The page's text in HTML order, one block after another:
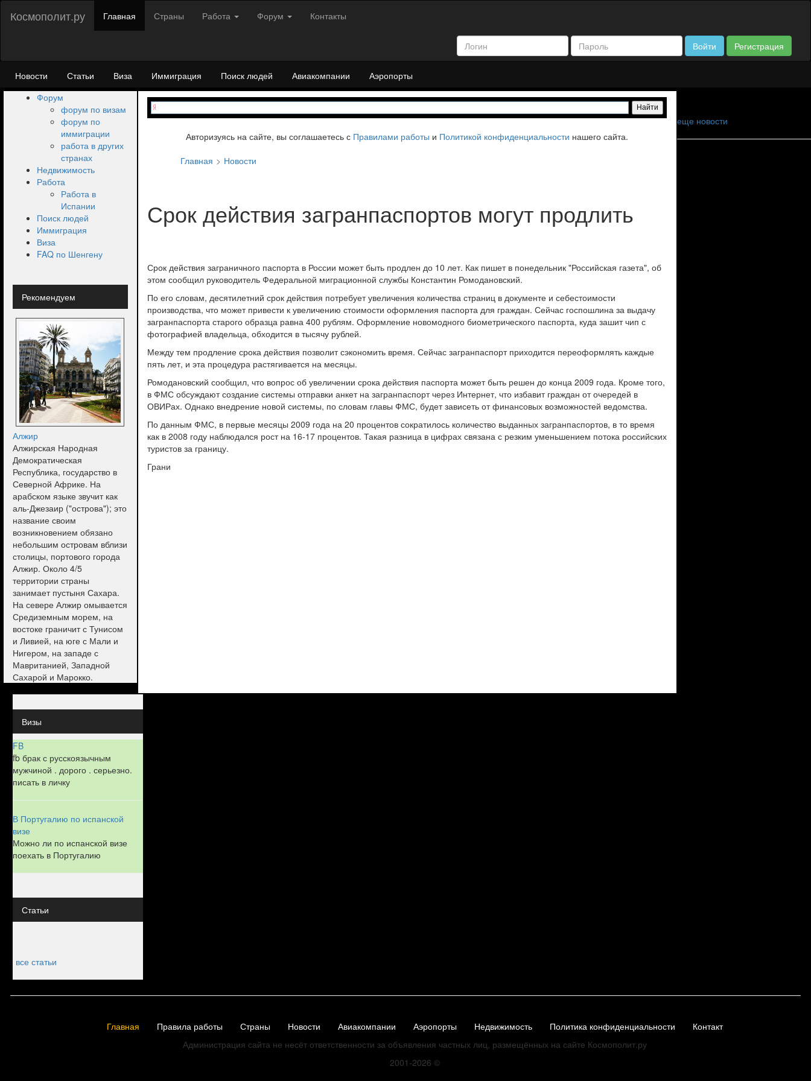
Космополит.ру Главная Страны Работа Форум Контакты
Войти Регистрация
Новости Статьи Виза Иммиграция Поиск людей Авиакомпании
Аэропорты
Форум
форум по визам
форум по
иммиграции
работа в других
странах
Недвижимость
Работа
Работа в
Испании
Поиск людей
Иммиграция
Виза
FAQ по Шенгену
Рекомендуем
Алжир
Алжирская Народная
Демократическая
Республика, государство в
Северной Африке. На
арабском языке звучит как
аль-Джезаир ("острова"); это
название своим
возникновением обязано
небольшим островам вблизи
столицы, портового города
Алжир. Около 4/5
территории страны
занимает пустыня Сахара.
На севере Алжир омывается
Средиземным морем, на
востоке граничит с Тунисом
и Ливией, на юге с Мали и
Нигером, на западе с
Мавританией, Западной
Сахарой и Марокко.
Авторизуясь на сайте, вы соглашаетесь с Правилами работы и Политикой конфиденциальности нашего сайта.
Главная
Новости
Срок действия загранпаспортов могут продлить
Срок действия заграничного паспорта в России может быть продлен до 10 лет. Как пишет в понедельник "Российская газета", об
этом сообщил руководитель Федеральной миграционной службы Константин Ромодановский.
По его словам, десятилетний срок действия потребует увеличения количества страниц в документе и себестоимости
производства, что может привести к увеличению стоимости оформления паспорта для граждан. Сейчас госпошлина за выдачу
загранпаспорта старого образца равна 400 рублям. Оформление новомодного биометрического паспорта, куда зашит чип с
фотографией владельца, обходится в тысячу рублей.
Между тем продление срока действия позволит сэкономить время. Сейчас загранпаспорт приходится переоформлять каждые
пять лет, и эта процедура растягивается на месяцы.
Ромодановский сообщил, что вопрос об увеличении срока действия паспорта может быть решен до конца 2009 года. Кроме того,
в ФМС обсуждают создание системы отправки анкет на загранпаспорт через Интернет, что избавит граждан от очередей в
ОВИРах. Однако внедрение новой системы, по словам главы ФМС, будет зависеть от финансовых возможностей ведомства.
По данным ФМС, в первые месяцы 2009 года на 20 процентов сократилось количество выданных загранпаспортов, в то время
как в 2008 году наблюдался рост на 16-17 процентов. Такая разница в цифрах связана с резким уменьшением потока российских
туристов за границу.
Грани
еще новости
Визы
FB
fb брак с русскоязычным
мужчиной . дорого . серьезно.
писать в личку
В Португалию по испанской
визе
Можно ли по испанской визе
поехать в Португалию
Статьи
все статьи
Главная Правила работы Страны Новости Авиакомпании Аэропорты Недвижимость Политика конфиденциальности Контакт
Администрация сайта не несёт ответственности за объявления частных лиц, размещённых на сайте Космополит.ру
2001-2026 ©